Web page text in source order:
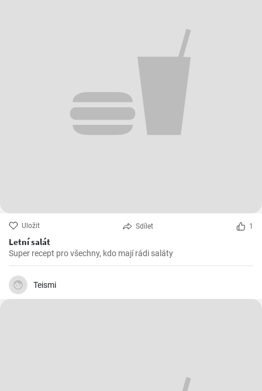
Uložit Sdílet 1
Letní salát
Super recept pro všechny, kdo mají rádi saláty
Teismi